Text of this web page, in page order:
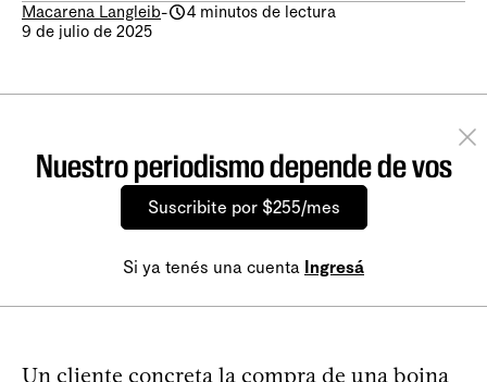
Macarena Langleib-
4 minutos de lectura
9 de julio de 2025
Nuestro periodismo depende de vos
Suscribite por $255/mes
Si ya tenés una cuenta Ingresá
Un cliente concreta la compra de una boina